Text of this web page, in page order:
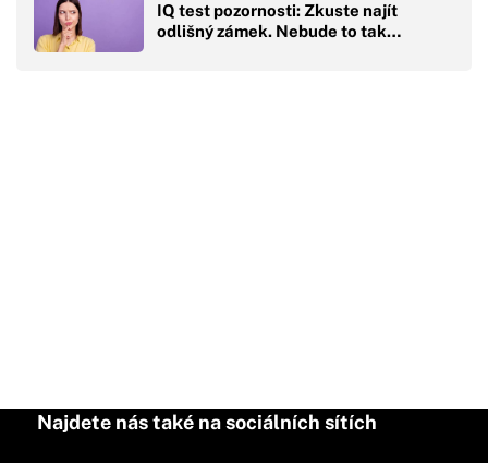
IQ test pozornosti: Zkuste najít
odlišný zámek. Nebude to tak…
Najdete nás také na sociálních sítích